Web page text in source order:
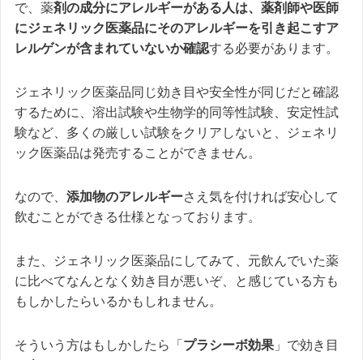
で、薬剤の成分にアレルギーがある人は、薬剤師や医師
にジェネリック医薬品にそのアレルギーを引き起こすア
レルゲンが含まれていないか確認する必要があります。
ジェネリック医薬品同じ効き目や安全性が同じだと確認
するために、溶出試験や生物学的同等性試験、安定性試
験など、多くの厳しい試験をクリアしないと、ジェネリ
ック医薬品は発売することができません。
なので、 添加物のアレルギーさえ気を付ければ安心して
飲むことができる仕様となっております。
また、ジェネリック医薬品にしてみて、元飲んでいた薬
に比べてなんとなく効き目が悪いぞ、と感じている方も
もしかしたらいるかもしれません。
そういう方はもしかしたら「 プラシーボ効果 」で効き目